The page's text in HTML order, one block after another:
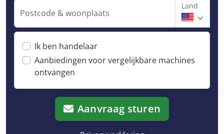
Postcode & woonplaats
Land
Ik ben handelaar
Aanbiedingen voor vergelijkbare machines
ontvangen
Aanvraag sturen